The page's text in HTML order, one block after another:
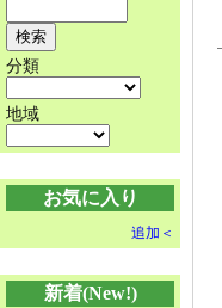
分類
地域
お気に入り
追加＜
新着(New!)